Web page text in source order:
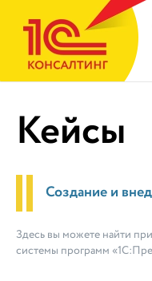
Кейсы
Создание и
Здесь вы можете найти
системы программ